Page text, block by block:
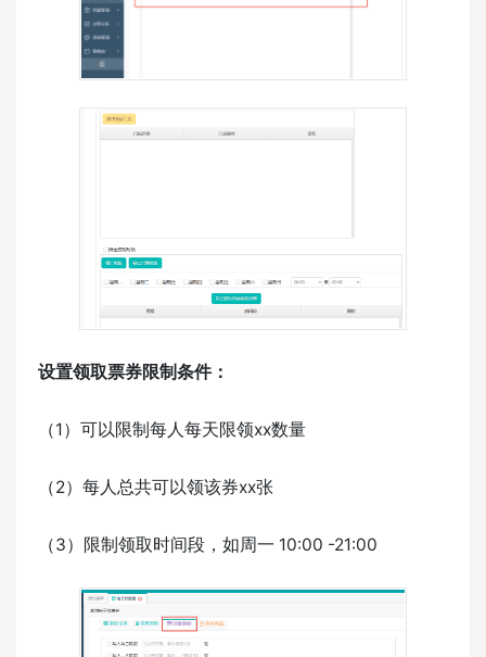
设置领取票券限制条件：
（1）可以限制每人每天限领xx数量
（2）每人总共可以领该券xx张
（3）限制领取时间段，如周一 10:00 -21:00